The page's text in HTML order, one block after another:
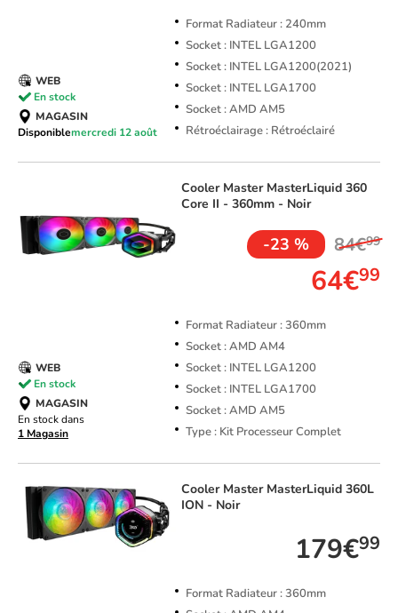
Format Radiateur : 240mm
Socket : INTEL LGA1200
Socket : INTEL LGA1200(2021)
Socket : INTEL LGA1700
Socket : AMD AM5
Rétroéclairage : Rétroéclairé
WEB
En stock
MAGASIN
Disponiblemercredi 12 août
Cooler Master MasterLiquid 360
Core II - 360mm - Noir
-23 % 84€99
64€99
Format Radiateur : 360mm
Socket : AMD AM4
Socket : INTEL LGA1200
Socket : INTEL LGA1700
Socket : AMD AM5
Type : Kit Processeur Complet
WEB
En stock
MAGASIN
En stock dans
1 Magasin
Cooler Master MasterLiquid 360L
ION - Noir
179€99
Format Radiateur : 360mm